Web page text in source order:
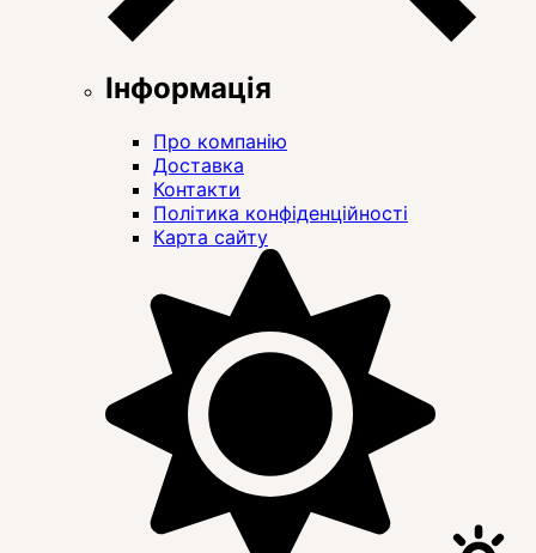
Інформація
Про компанію
Доставка
Контакти
Політика конфіденційності
Карта сайту